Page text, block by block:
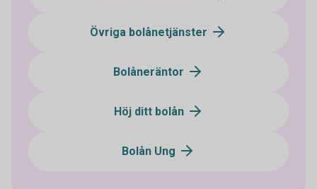
Övriga bolånetjänster
Bolåneräntor
Höj ditt bolån
Bolån Ung